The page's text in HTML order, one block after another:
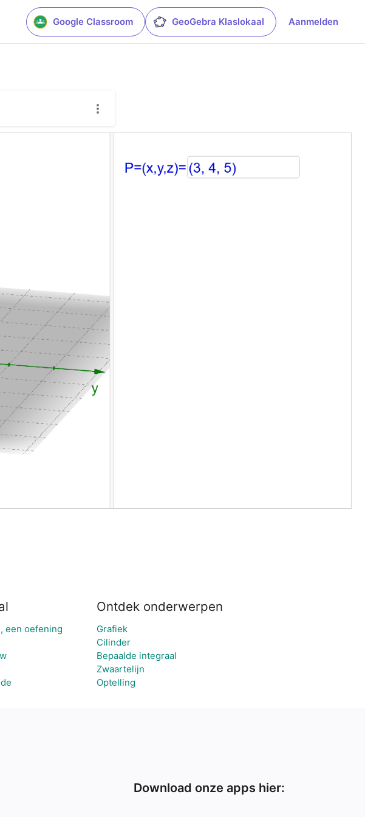
Google Classroom GeoGebra Klaslokaal Aanmelden
een oefening
Ontdek onderwerpen
Grafiek
Cilinder
Bepaalde integraal
Zwaartelijn
Optelling
Download onze apps hier: